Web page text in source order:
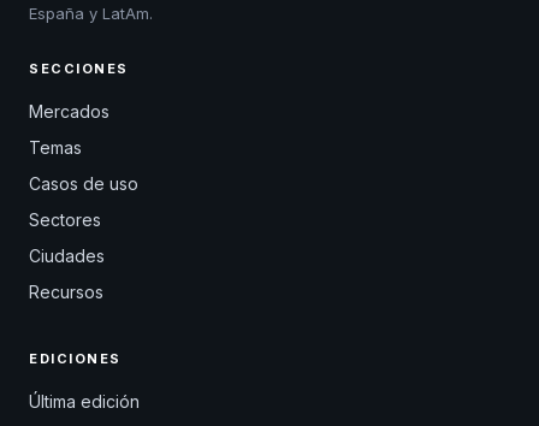
España y LatAm.
SECCIONES
Mercados
Temas
Casos de uso
Sectores
Ciudades
Recursos
EDICIONES
Última edición